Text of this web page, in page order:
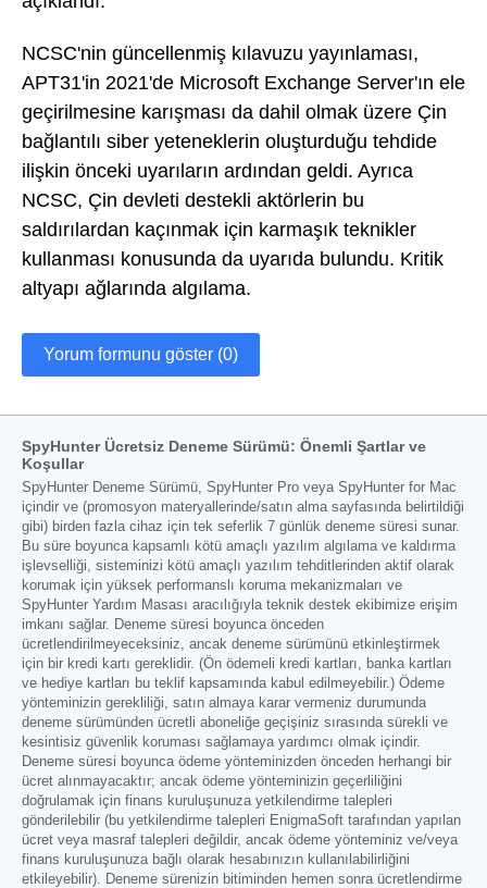
NCSC'nin güncellenmiş kılavuzu yayınlaması,
APT31'in 2021'de Microsoft Exchange Server'ın ele
geçirilmesine karışması da dahil olmak üzere Çin
bağlantılı siber yeteneklerin oluşturduğu tehdide
ilişkin önceki uyarıların ardından geldi. Ayrıca
NCSC, Çin devleti destekli aktörlerin bu
saldırılardan kaçınmak için karmaşık teknikler
kullanması konusunda da uyarıda bulundu. Kritik
altyapı ağlarında algılama.
Yorum formunu göster (0)
SpyHunter Ücretsiz Deneme Sürümü: Önemli Şartlar ve
Koşullar
SpyHunter Deneme Sürümü, SpyHunter Pro veya SpyHunter for Mac
içindir ve (promosyon materyallerinde/satın alma sayfasında belirtildiği
gibi) birden fazla cihaz için tek seferlik 7 günlük deneme süresi sunar.
Bu süre boyunca kapsamlı kötü amaçlı yazılım algılama ve kaldırma
işlevselliği, sisteminizi kötü amaçlı yazılım tehditlerinden aktif olarak
korumak için yüksek performanslı koruma mekanizmaları ve
SpyHunter Yardım Masası aracılığıyla teknik destek ekibimize erişim
imkanı sağlar. Deneme süresi boyunca önceden
ücretlendirilmeyeceksiniz, ancak deneme sürümünü etkinleştirmek
için bir kredi kartı gereklidir. (Ön ödemeli kredi kartları, banka kartları
ve hediye kartları bu teklif kapsamında kabul edilmeyebilir.) Ödeme
yönteminizin gerekliliği, satın almaya karar vermeniz durumunda
deneme sürümünden ücretli aboneliğe geçişiniz sırasında sürekli ve
kesintisiz güvenlik koruması sağlamaya yardımcı olmak içindir.
Deneme süresi boyunca ödeme yönteminizden önceden herhangi bir
ücret alınmayacaktır; ancak ödeme yönteminizin geçerliliğini
doğrulamak için finans kuruluşunuza yetkilendirme talepleri
gönderilebilir (bu yetkilendirme talepleri EnigmaSoft tarafından yapılan
ücret veya masraf talepleri değildir, ancak ödeme yönteminiz ve/veya
finans kuruluşunuza bağlı olarak hesabınızın kullanılabilirliğini
etkileyebilir). Deneme sürenizin bitiminden hemen sonra ücretlendirme